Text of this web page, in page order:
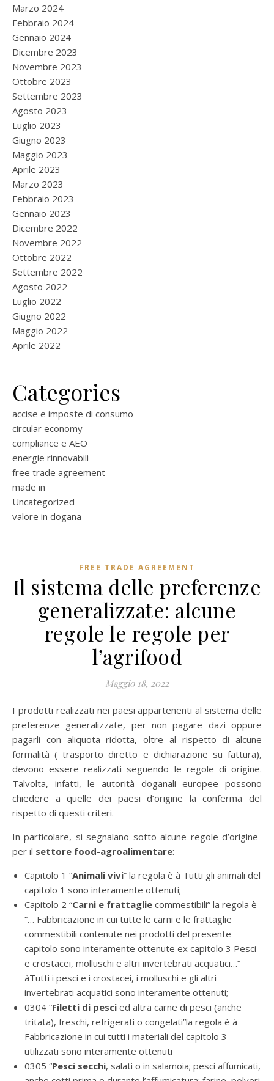
Marzo 2024
Febbraio 2024
Gennaio 2024
Dicembre 2023
Novembre 2023
Ottobre 2023
Settembre 2023
Agosto 2023
Luglio 2023
Giugno 2023
Maggio 2023
Aprile 2023
Marzo 2023
Febbraio 2023
Gennaio 2023
Dicembre 2022
Novembre 2022
Ottobre 2022
Settembre 2022
Agosto 2022
Luglio 2022
Giugno 2022
Maggio 2022
Aprile 2022
Categories
accise e imposte di consumo
circular economy
compliance e AEO
energie rinnovabili
free trade agreement
made in
Uncategorized
valore in dogana
FREE TRADE AGREEMENT
Il sistema delle preferenze
generalizzate: alcune
regole le regole per
l’agrifood
Maggio 18, 2022
I prodotti realizzati nei paesi appartenenti al sistema delle
preferenze generalizzate, per non pagare dazi oppure
pagarli con aliquota ridotta, oltre al rispetto di alcune
formalità ( trasporto diretto e dichiarazione su fattura),
devono essere realizzati seguendo le regole di origine.
Talvolta, infatti, le autorità doganali europee possono
chiedere a quelle dei paesi d’origine la conferma del
rispetto di questi criteri.
In particolare, si segnalano sotto alcune regole d’origine-
per il settore food-agroalimentare:
Capitolo 1 “Animali vivi” la regola è à Tutti gli animali del
capitolo 1 sono interamente ottenuti;
Capitolo 2 “Carni e frattaglie commestibili” la regola è
“… Fabbricazione in cui tutte le carni e le frattaglie
commestibili contenute nei prodotti del presente
capitolo sono interamente ottenute ex capitolo 3 Pesci
e crostacei, molluschi e altri invertebrati acquatici…”
àTutti i pesci e i crostacei, i molluschi e gli altri
invertebrati acquatici sono interamente ottenuti;
0304 “Filetti di pesci ed altra carne di pesci (anche
tritata), freschi, refrigerati o congelati”la regola è à
Fabbricazione in cui tutti i materiali del capitolo 3
utilizzati sono interamente ottenuti
0305 “Pesci secchi, salati o in salamoia; pesci affumicati,